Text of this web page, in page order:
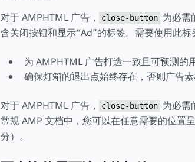
对于 AMPHTML 广告， close-button 为必需
含关闭按钮和显示“Ad”的标签。需要使用此标
为 AMPHTML 广告打造一致且可预测的
确保灯箱的退出点始终存在，否则广告
对于 AMPHTML 广告， close-button 为必需
常规 AMP 文档中，您可以在任意需要的位置
分）。